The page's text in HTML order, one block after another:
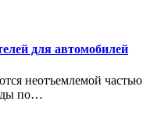
для автомобилей
неотъемлемой частью
по…